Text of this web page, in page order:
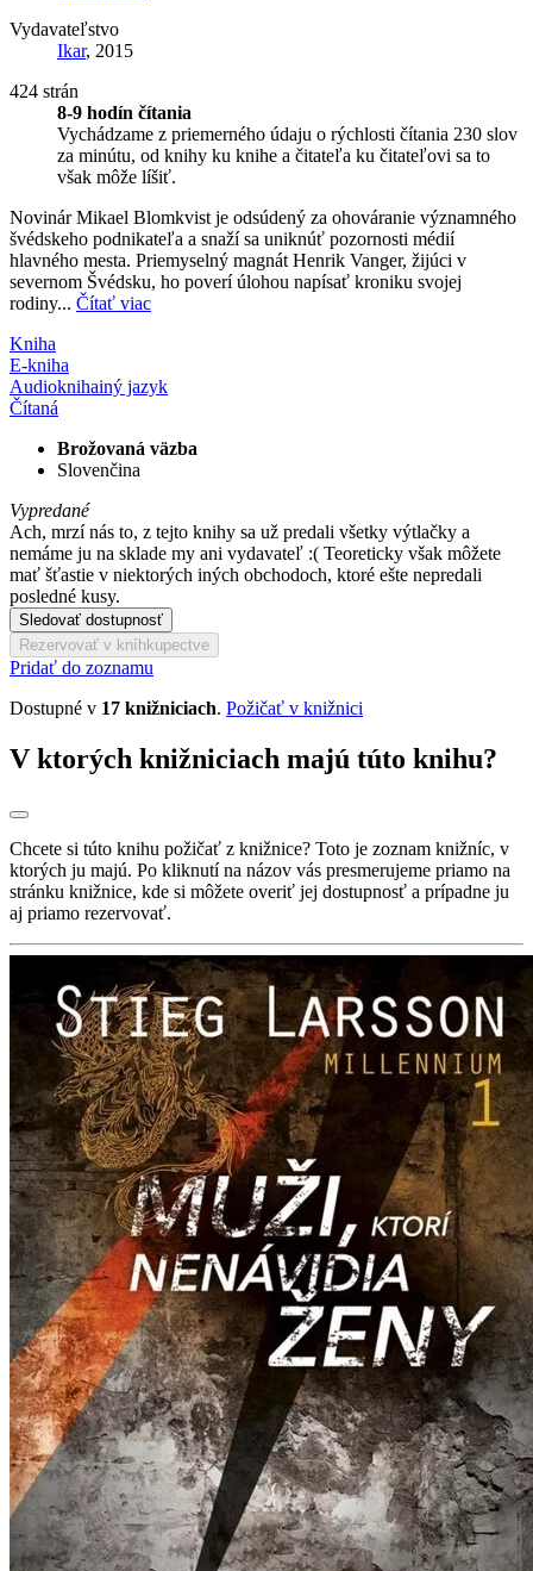
Vydavateľstvo
Ikar, 2015
424 strán
8-9 hodín čítania
Vychádzame z priemerného údaju o rýchlosti čítania 230 slov
za minútu, od knihy ku knihe a čitateľa ku čitateľovi sa to
však môže líšiť.
Novinár Mikael Blomkvist je odsúdený za ohováranie významného
švédskeho podnikateľa a snaží sa uniknúť pozornosti médií
hlavného mesta. Priemyselný magnát Henrik Vanger, žijúci v
severnom Švédsku, ho poverí úlohou napísať kroniku svojej
rodiny... Čítať viac
Kniha
E-kniha
Audioknihainý jazyk
Čítaná
Brožovaná väzba
Slovenčina
Vypredané
Ach, mrzí nás to, z tejto knihy sa už predali všetky výtlačky a
nemáme ju na sklade my ani vydavateľ :( Teoreticky však môžete
mať šťastie v niektorých iných obchodoch, ktoré ešte nepredali
posledné kusy.
Sledovať dostupnosť
Rezervovať v kníhkupectve
Pridať do zoznamu
Dostupné v 17 knižniciach. Požičať v knižnici
V ktorých knižniciach majú túto knihu?
Chcete si túto knihu požičať z knižnice? Toto je zoznam knižníc, v
ktorých ju majú. Po kliknutí na názov vás presmerujeme priamo na
stránku knižnice, kde si môžete overiť jej dostupnosť a prípadne ju
aj priamo rezervovať.